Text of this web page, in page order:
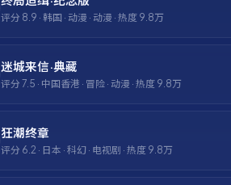
评分 8.9 · 韩国 · 动漫 · 动漫 · 热度 9.8万
迷城来信·典藏
评分 7.5 · 中国香港 · 冒险 · 动漫 · 热度 9.8万
狂潮终章
评分 6.2 · 日本 · 科幻 · 电视剧 · 热度 9.8万